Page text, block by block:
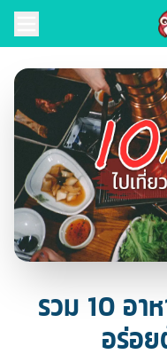
รวม 10 อา
อร่อ